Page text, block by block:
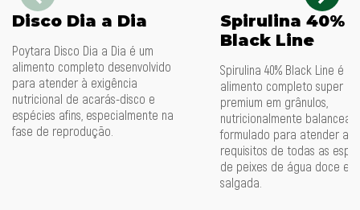
Disco Dia a Dia
Poytara Disco Dia a Dia é um
alimento completo desenvolvido
para atender à exigência
nutricional de acarás-disco e
espécies afins, especialmente na
fase de reprodução.
Spirulina 40%
Black Line
Spirulina 40% Black Line é
alimento completo super
premium em grânulos,
nutricionalmente
formulado para atender aos
requisitos de todas as
de peixes de água doce e
salgada.